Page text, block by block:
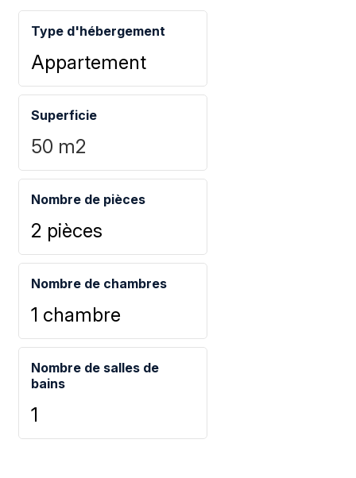
Type d'hébergement
Appartement
Superficie
50 m2
Nombre de pièces
2 pièces
Nombre de chambres
1 chambre
Nombre de salles de
bains
1